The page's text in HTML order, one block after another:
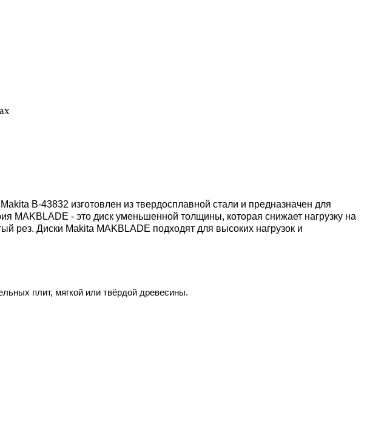
B-43832 изготовлен из твердосплавной стали и предназначен для
MAKBLADE - это диск уменьшенной толщины, которая снижает нагрузку на
рез. Диски Makita MAKBLADE подходят для высоких нагрузок и
плит, мягкой или твёрдой древесины.